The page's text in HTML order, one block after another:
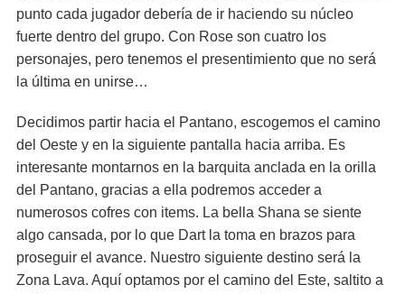
punto cada jugador debería de ir haciendo su núcleo
fuerte dentro del grupo. Con Rose son cuatro los
personajes, pero tenemos el presentimiento que no será
la última en unirse…
Decidimos partir hacia el Pantano, escogemos el camino
del Oeste y en la siguiente pantalla hacia arriba. Es
interesante montarnos en la barquita anclada en la orilla
del Pantano, gracias a ella podremos acceder a
numerosos cofres con items. La bella Shana se siente
algo cansada, por lo que Dart la toma en brazos para
proseguir el avance. Nuestro siguiente destino será la
Zona Lava. Aquí optamos por el camino del Este, saltito a